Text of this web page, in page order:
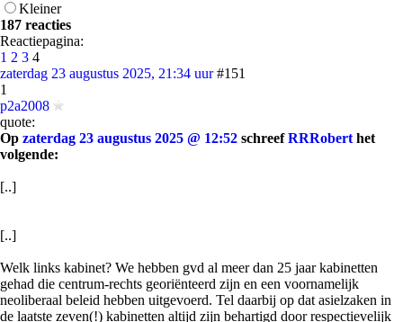
Kleiner
187 reacties
Reactiepagina:
1 2 3 4
zaterdag 23 augustus 2025, 21:34 uur #151
1
p2a2008
quote:
Op zaterdag 23 augustus 2025 @ 12:52 schreefRRRobert het
volgende:
[..]
[..]
Welk links kabinet? We hebben gvd al meer dan 25 jaar kabinetten
gehad die centrum-rechts georiënteerd zijn en een voornamelijk
neoliberaal beleid hebben uitgevoerd. Tel daarbij op dat asielzaken in
de laatste zeven(!) kabinetten altijd zijn behartigd door respectievelijk